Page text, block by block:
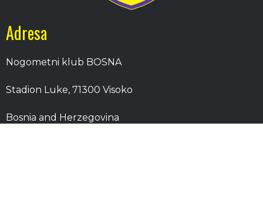
Adresa
Nogometni klub BOSNA
Stadion Luke, 71300 Visoko
Bosnia and Herzegovina